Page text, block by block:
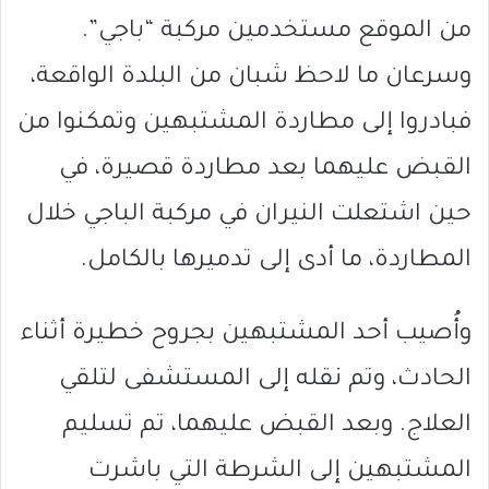
من الموقع مستخدمين مركبة “باجي”.
وسرعان ما لاحظ شبان من البلدة الواقعة،
فبادروا إلى مطاردة المشتبهين وتمكنوا من
القبض عليهما بعد مطاردة قصيرة، في
حين اشتعلت النيران في مركبة الباجي خلال
المطاردة، ما أدى إلى تدميرها بالكامل.
وأُصيب أحد المشتبهين بجروح خطيرة أثناء
الحادث، وتم نقله إلى المستشفى لتلقي
العلاج. وبعد القبض عليهما، تم تسليم
المشتبهين إلى الشرطة التي باشرت